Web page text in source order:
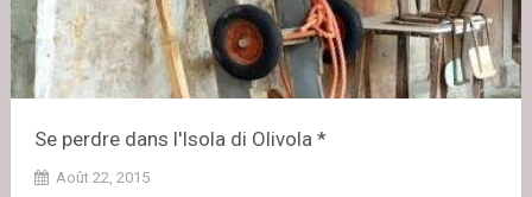
Se perdre dans l'Isola di Olivola *
Août 22, 2015